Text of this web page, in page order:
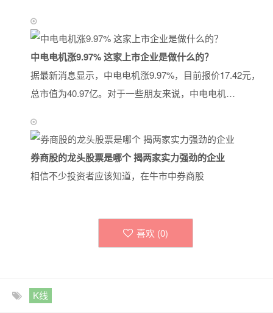
中电电机涨9.97% 这家上市企业是做什么的？
据最新消息显示，中电电机涨9.97%，目前报价17.42元，
总市值为40.97亿。对于一些朋友来说，中电电机…
券商股的龙头股票是哪个 揭两家实力强劲的企业
相信不少投资者应该知道，在牛市中券商股
喜欢 (0)
K线